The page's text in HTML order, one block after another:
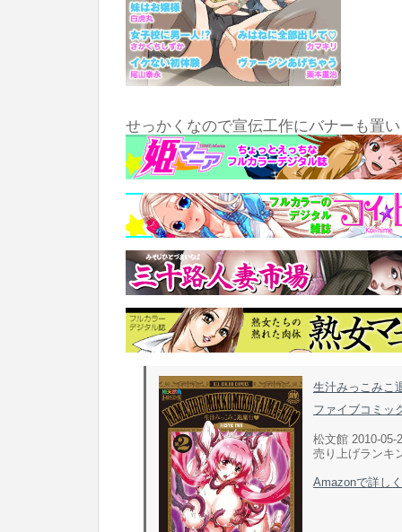
せっかくなので宣伝工作にバナーも置
生汁みっこみこ
ファイブコミッ
松文館 2010-05-
売り上げランキ
Amazonで詳し